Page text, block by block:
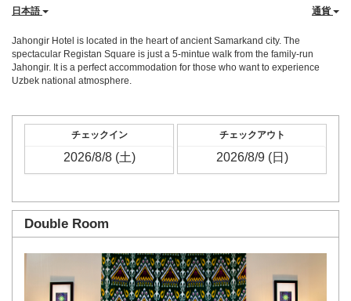
日本語 通貨
Jahongir Hotel is located in the heart of ancient Samarkand city. The
spectacular Registan Square is just a 5-mintue walk from the family-run
Jahongir. It is a perfect accommodation for those who want to experience
Uzbek national atmosphere.
チェックイン チェックアウト
Double Room
Previous